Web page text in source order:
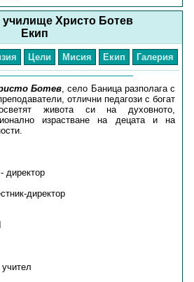
Христо Ботев
Екип
Цели Мисия Екип Галерия
Ботев, село Баница разполага с
отлични педагози с богат
живота си на духовното,
израстване на децата и на
директор
директор